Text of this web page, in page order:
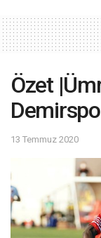
Özet
13 Temmuz 2020